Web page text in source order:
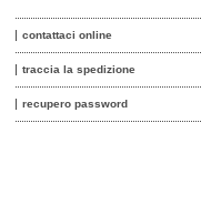
contattaci online
traccia la spedizione
recupero password